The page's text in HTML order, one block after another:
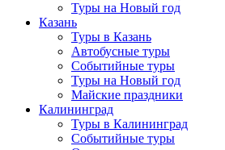
Туры на Новый год
Казань
Туры в Казань
Автобусные туры
Событийные туры
Туры на Новый год
Майские праздники
Калининград
Туры в Калининград
Событийные туры